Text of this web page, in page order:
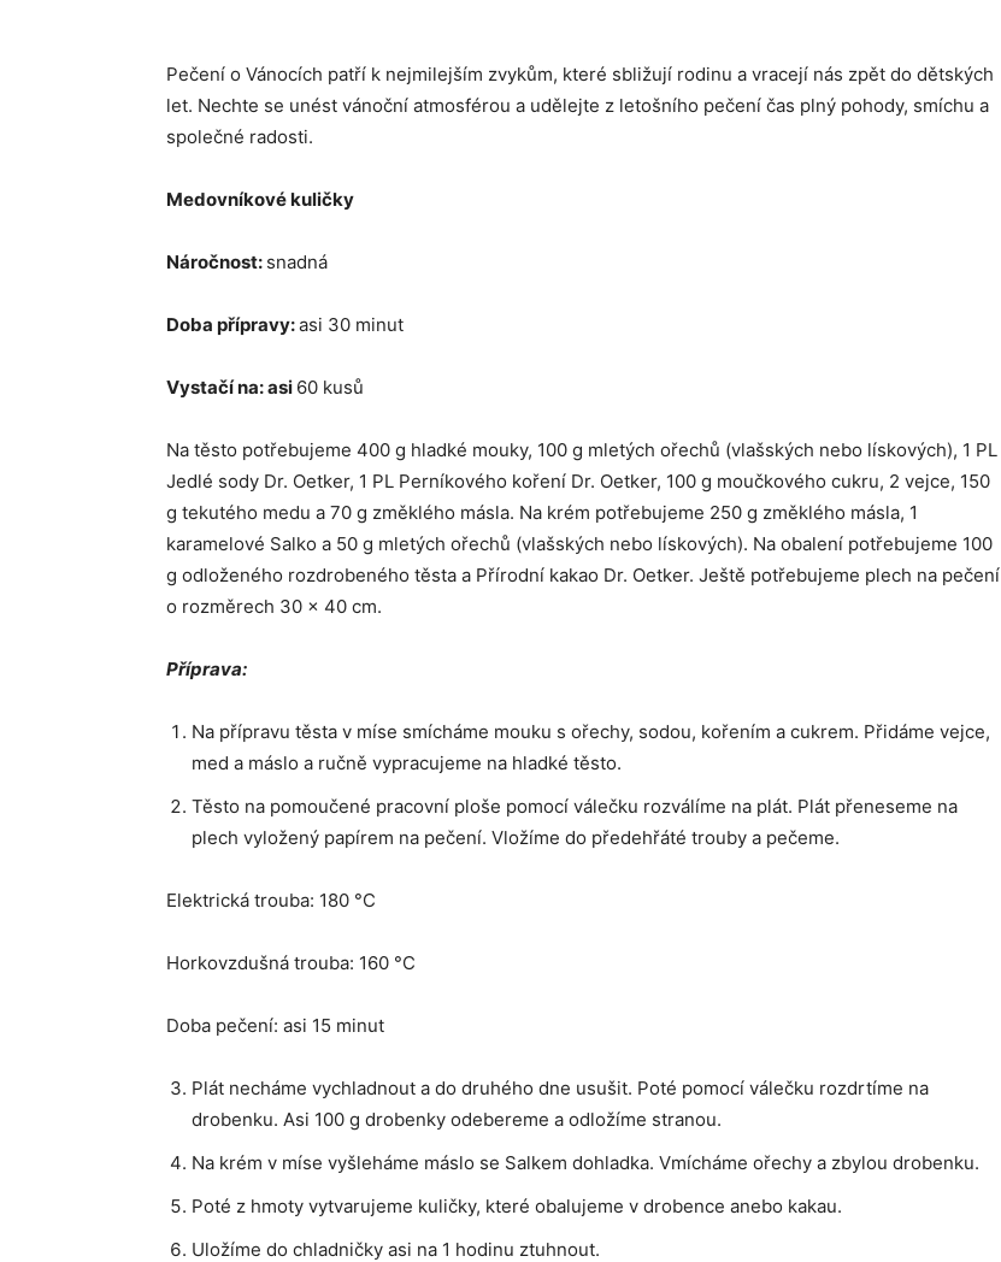
Pečení o Vánocích patří k nejmilejším zvykům, které sbližují rodinu a vracejí nás zpět do dětských
let. Nechte se unést vánoční atmosférou a udělejte z letošního pečení čas plný pohody, smíchu a
společné radosti.
Medovníkové kuličky
Náročnost: snadná
Doba přípravy:asi 30 minut
Vystačí na: asi 60 kusů
Na těsto potřebujeme 400 g hladké mouky, 100 g mletých ořechů (vlašských nebo lískových), 1 PL
Jedlé sody Dr. Oetker, 1 PL Perníkového koření Dr. Oetker, 100 g moučkového cukru, 2 vejce, 150
g tekutého medu a 70 g změklého másla. Na krém potřebujeme 250 g změklého másla, 1
karamelové Salko a 50 g mletých ořechů (vlašských nebo lískových). Na obalení potřebujeme 100
g odloženého rozdrobeného těsta a Přírodní kakao Dr. Oetker. Ještě potřebujeme plech na pečení
o rozměrech 30 × 40 cm.
Příprava:
Na přípravu těsta v míse smícháme mouku s ořechy, sodou, kořením a cukrem. Přidáme vejce,
med a máslo a ručně vypracujeme na hladké těsto.
Těsto na pomoučené pracovní ploše pomocí válečku rozválíme na plát. Plát přeneseme na
plech vyložený papírem na pečení. Vložíme do předehřáté trouby a pečeme.
Elektrická trouba: 180 °C
Horkovzdušná trouba: 160 °C
Doba pečení: asi 15 minut
Plát necháme vychladnout a do druhého dne usušit. Poté pomocí válečku rozdrtíme na
drobenku. Asi 100 g drobenky odebereme a odložíme stranou.
Na krém v míse vyšleháme máslo se Salkem dohladka. Vmícháme ořechy a zbylou drobenku.
Poté z hmoty vytvarujeme kuličky, které obalujeme v drobence anebo kakau.
Uložíme do chladničky asi na 1 hodinu ztuhnout.